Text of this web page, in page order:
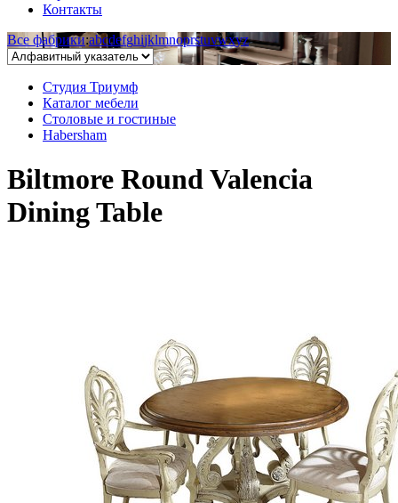
Контакты
Все фабрики:abcdefghijklmnoprstuvwxyz
Студия Триумф
Каталог мебели
Столовые и гостиные
Habersham
Biltmore Round Valencia
Dining Table